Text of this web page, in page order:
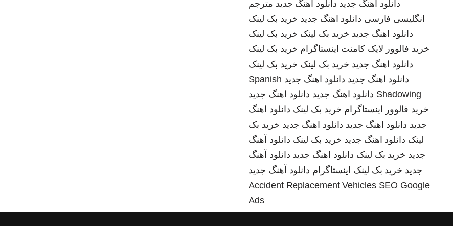
دانلود اهنگ جدید دانلود اهنگ جدید مترجم
انگلیسی فارسی دانلود اهنگ جدید خرید بک لینک
دانلود اهنگ جدید خرید بک لینک خرید بک لینک
خرید فالوور لایک کامنت اینستاگرام خرید بک لینک
دانلود اهنگ جدید خرید بک لینک خرید بک لینک
دانلود اهنگ جدید دانلود اهنگ جدید Spanish
Shadowing دانلود اهنگ جدید دانلود اهنگ جدید
خرید فالوور اینستاگرام خرید بک لینک دانلود اهنگ
جدید دانلود اهنگ جدید دانلود اهنگ جدید خرید بک
لینک دانلود اهنگ جدید خرید بک لینک دانلود آهنگ
جدید خرید بک لینک دانلود اهنگ جدید دانلود آهنگ
جدید خرید بک لینک اینستاگرام دانلود آهنگ جدید
Accident Replacement Vehicles SEO Google
Ads